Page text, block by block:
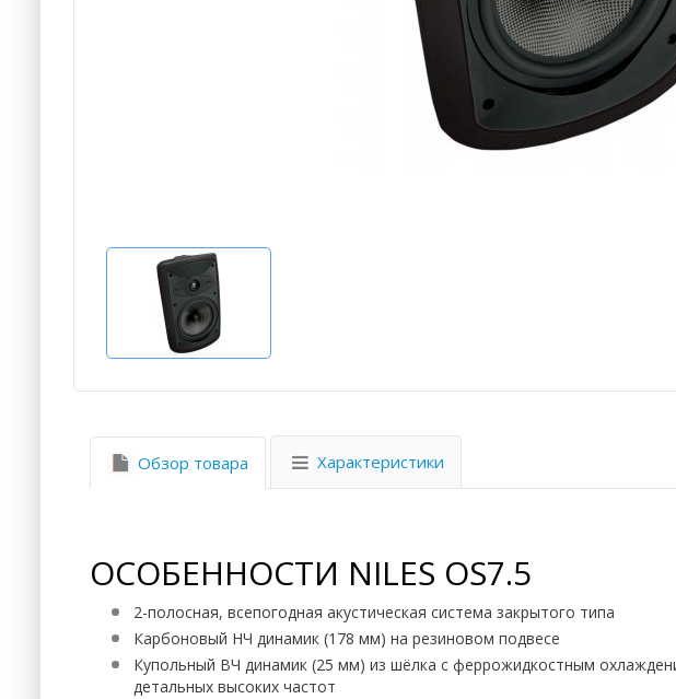
Обзор товара Характеристики
ОСОБЕННОСТИ NILES OS7.5
2-полосная, всепогодная акустическая система закрытого типа
Карбоновый НЧ динамик (178 мм) на резиновом подвесе
Купольный ВЧ динамик (25 мм) из шёлка с феррожидкостным
детальных высоких частот